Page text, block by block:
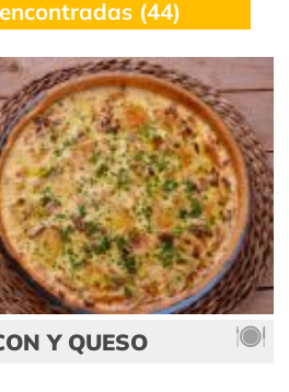
(44)
Y QUESO